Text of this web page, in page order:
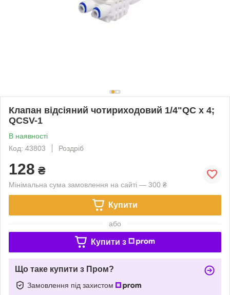
Клапан відсіяний чотириходовий 1/4"QC х 4;
QCSV-1
В наявності
Код: 43803
Роздріб
128 ₴
Мінімальна сума замовлення на сайті — 300 ₴
Купити
або
Купити з
Що таке купити з Пром?
Замовлення під захистом